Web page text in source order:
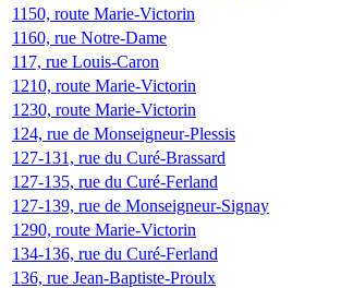
1150, route Marie-Victorin
1160, rue Notre-Dame
117, rue Louis-Caron
1210, route Marie-Victorin
1230, route Marie-Victorin
124, rue de Monseigneur-Plessis
127-131, rue du Curé-Brassard
127-135, rue du Curé-Ferland
127-139, rue de Monseigneur-Signay
1290, route Marie-Victorin
134-136, rue du Curé-Ferland
136, rue Jean-Baptiste-Proulx